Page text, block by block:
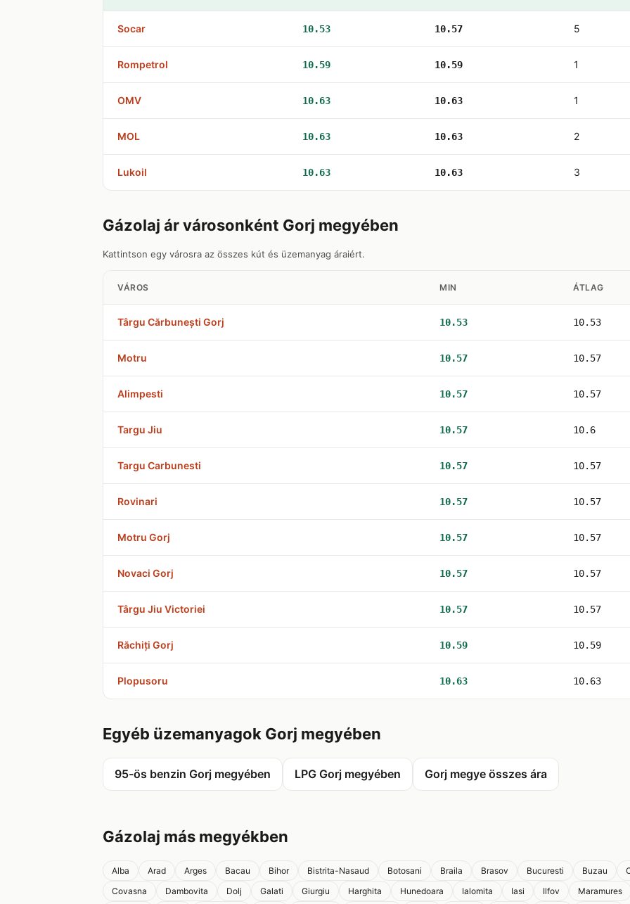
Socar 10.53 10.57 5
Rompetrol 10.59 10.59 1
OMV 10.63 10.63 1
MOL 10.63 10.63 2
Lukoil 10.63 10.63 3
Gázolaj ár városonként Gorj megyében
Kattintson egy városra az összes kút és üzemanyag áraiért.
VÁROS MIN ÁTLAG
Târgu Cărbunești Gorj 10.53 10.53
Motru 10.57 10.57
Alimpesti 10.57 10.57
Targu Jiu 10.57 10.6
Targu Carbunesti 10.57 10.57
Rovinari 10.57 10.57
Motru Gorj 10.57 10.57
Novaci Gorj 10.57 10.57
Târgu Jiu Victoriei 10.57 10.57
Răchiți Gorj 10.59 10.59
Plopusoru 10.63 10.63
Egyéb üzemanyagok Gorj megyében
95-ös benzin Gorj megyében LPG Gorj megyében Gorj megye összes ára
Gázolaj más megyékben
Alba Arad Arges Bacau Bihor Bistrita-Nasaud Botosani Braila Brasov Bucuresti Buzau
Covasna
Dambovita Dolj Galati Giurgiu Harghita Hunedoara Ialomita Iasi Ilfov Maramures